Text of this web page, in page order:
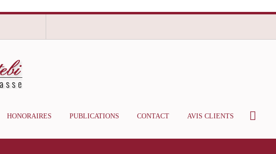
HONORAIRES PUBLICATIONS CONTACT AVIS CLIENTS